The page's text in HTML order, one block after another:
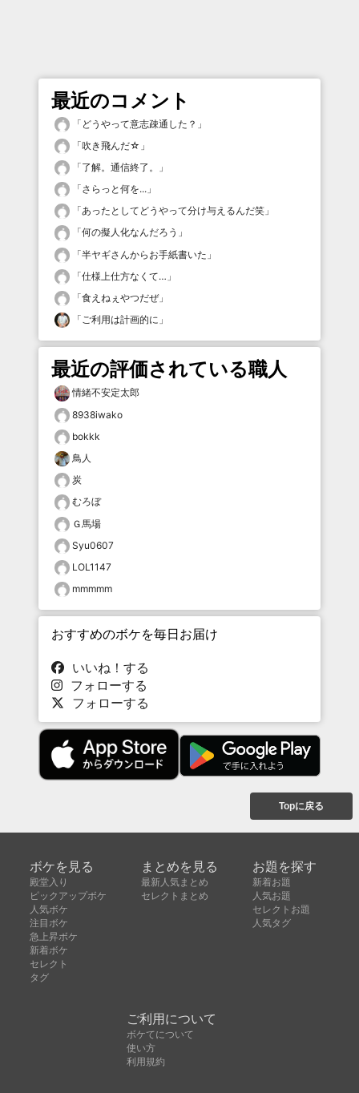
最近のコメント
「 どうやって意志疎通した？ 」
「吹き飛んだ☆ 」
「了解。通信終了。
」
「さらっと何を... 」
「あったとしてどうやって分け与えるんだ笑 」
「何の擬人化なんだろう 」
「半ヤギさんからお手紙書いた 」
「仕様上仕方なくて… 」
「食えねぇやつだぜ」
「ご利用は計画的に 」
最近の評価されている職人
情緒不安定太郎
8938iwako
bokkk
鳥人
炭
むろぼ
Ｇ馬場
Syu0607
LOL1147
mmmmm
おすすめのボケを毎日お届け
いいね！する
フォローする
フォローする
Topに戻る
ボケを見る
殿堂入り
ピックアップボケ
人気ボケ
注目ボケ
急上昇ボケ
新着ボケ
セレクト
タグ
まとめを見る
最新人気まとめ
セレクトまとめ
お題を探す
新着お題
人気お題
セレクトお題
人気タグ
ご利用について
ボケてについて
使い方
利用規約